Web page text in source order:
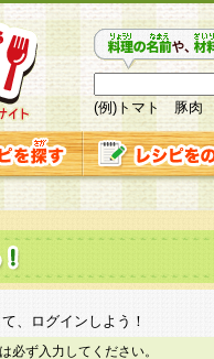
(例)トマト 豚肉
、ログインしよう！
必ず入力してください。